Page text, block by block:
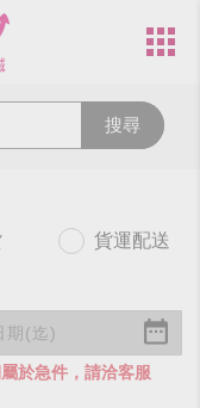
搜尋
貨運配送
於急件，請洽客服